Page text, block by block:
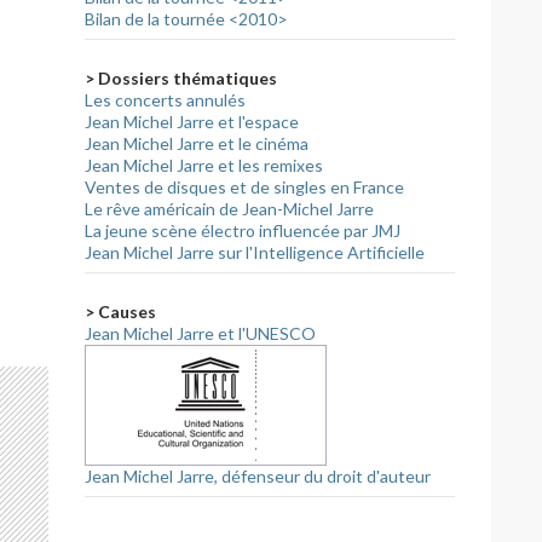
Bilan de la tournée <2010>
> Dossiers thématiques
Les concerts annulés
Jean Michel Jarre et l'espace
Jean Michel Jarre et le cinéma
Jean Michel Jarre et les remixes
Ventes de disques et de singles en France
Le rêve américain de Jean-Michel Jarre
La jeune scène électro influencée par JMJ
Jean Michel Jarre sur l'Intelligence Artificielle
> Causes
Jean Michel Jarre et l'UNESCO
Jean Michel Jarre, défenseur du droit d'auteur